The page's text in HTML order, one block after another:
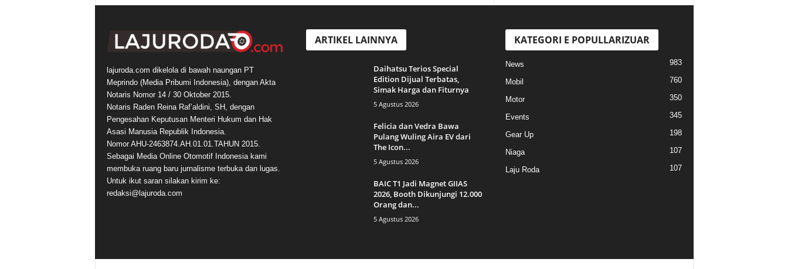
lajuroda.com dikelola di bawah naungan PT
Meprindo (Media Pribumi Indonesia), dengan Akta
Notaris Nomor 14 / 30 Oktober 2015.
Notaris Raden Reina Raf’aldini, SH, dengan
Pengesahan Keputusan Menteri Hukum dan Hak
Asasi Manusia Republik Indonesia.
Nomor AHU-2463874.AH.01.01.TAHUN 2015.
Sebagai Media Online Otomotif Indonesia kami
membuka ruang baru jurnalisme terbuka dan lugas.
Untuk ikut saran silakan kirim ke:
redaksi@lajuroda.com
ARTIKEL LAINNYA
Daihatsu Terios Special
Edition Dijual Terbatas,
Simak Harga dan Fiturnya
5 Agustus 2026
Felicia dan Vedra Bawa
Pulang Wuling Aira EV dari
The Icon...
5 Agustus 2026
BAIC T1 Jadi Magnet GIIAS
2026, Booth Dikunjungi 12.000
Orang dan...
5 Agustus 2026
KATEGORI E POPULLARIZUAR
News 983
Mobil 760
Motor 350
Events 345
Gear Up 198
Niaga 107
Laju Roda 107